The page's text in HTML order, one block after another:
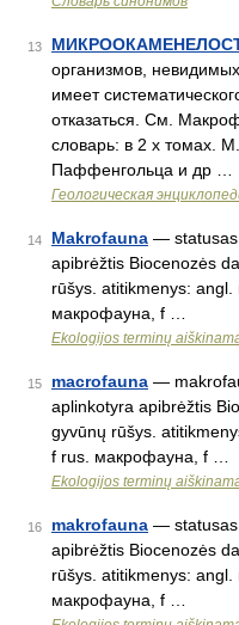
13
организмов,
имеет
отказаться. См.
словарь: в 2 х томах.
Паффенгольца и др …
Геологическая
14 Makrofauna — statusas
apibrėžtis Biocenozės
rūšys. atitikmenys:
макрофауна, f …
Ekologijos terminų
15 macrofauna —
aplinkotyra apibrėžtis
gyvūnų rūšys.
f rus. макрофауна, f …
Ekologijos terminų
16 makrofauna — statusas
apibrėžtis Biocenozės
rūšys. atitikmenys:
макрофауна, f …